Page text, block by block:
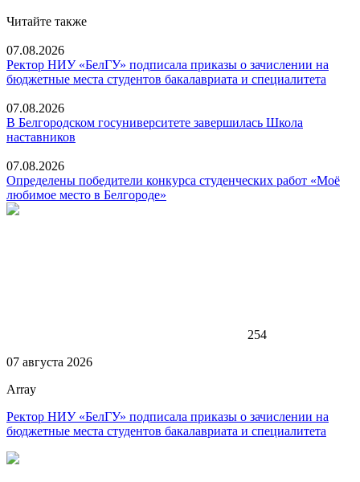
Читайте также
07.08.2026
Ректор НИУ «БелГУ» подписала приказы о зачислении на
бюджетные места студентов бакалавриата и специалитета
07.08.2026
В Белгородском госуниверситете завершилась Школа
наставников
07.08.2026
Определены победители конкурса студенческих работ «Моё
любимое место в Белгороде»
254
07 августа 2026
Array
Ректор НИУ «БелГУ» подписала приказы о зачислении на
бюджетные места студентов бакалавриата и специалитета